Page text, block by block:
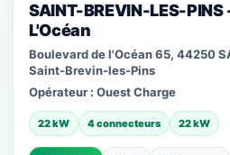
SAINT-BREVIN-LES-
L'Océan
Boulevard de l'Océan 65, 44250
Saint-Brevin-les-Pins
Opérateur : Ouest Charge
22 kW 4 connecteurs 22 kW